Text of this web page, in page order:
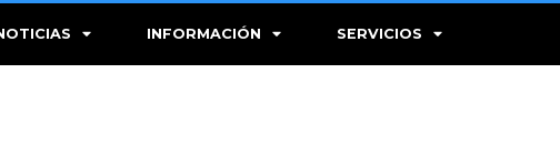
INFORMACIÓN SERVICIOS